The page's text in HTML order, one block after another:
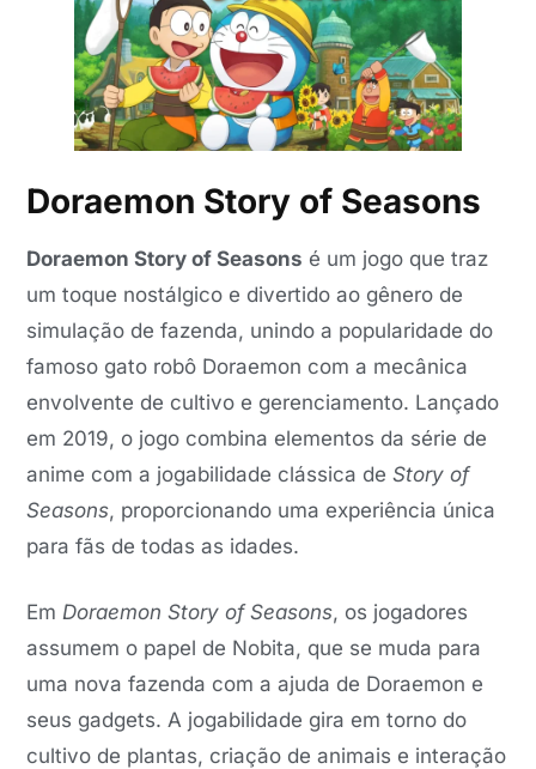
Doraemon Story of Seasons
Doraemon Story of Seasons é um jogo que traz
um toque nostálgico e divertido ao gênero de
simulação de fazenda, unindo a popularidade do
famoso gato robô Doraemon com a mecânica
envolvente de cultivo e gerenciamento. Lançado
em 2019, o jogo combina elementos da série de
anime com a jogabilidade clássica deStory of
Seasons, proporcionando uma experiência única
para fãs de todas as idades.
Em Doraemon Story of Seasons, os jogadores
assumem o papel de Nobita, que se muda para
uma nova fazenda com a ajuda de Doraemon e
seus gadgets. A jogabilidade gira em torno do
cultivo de plantas, criação de animais e interação